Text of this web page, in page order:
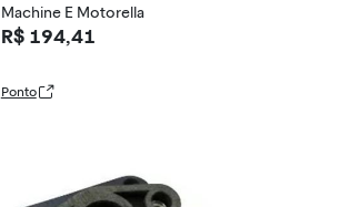
Machine E Motorella
R$ 194,41
Ponto